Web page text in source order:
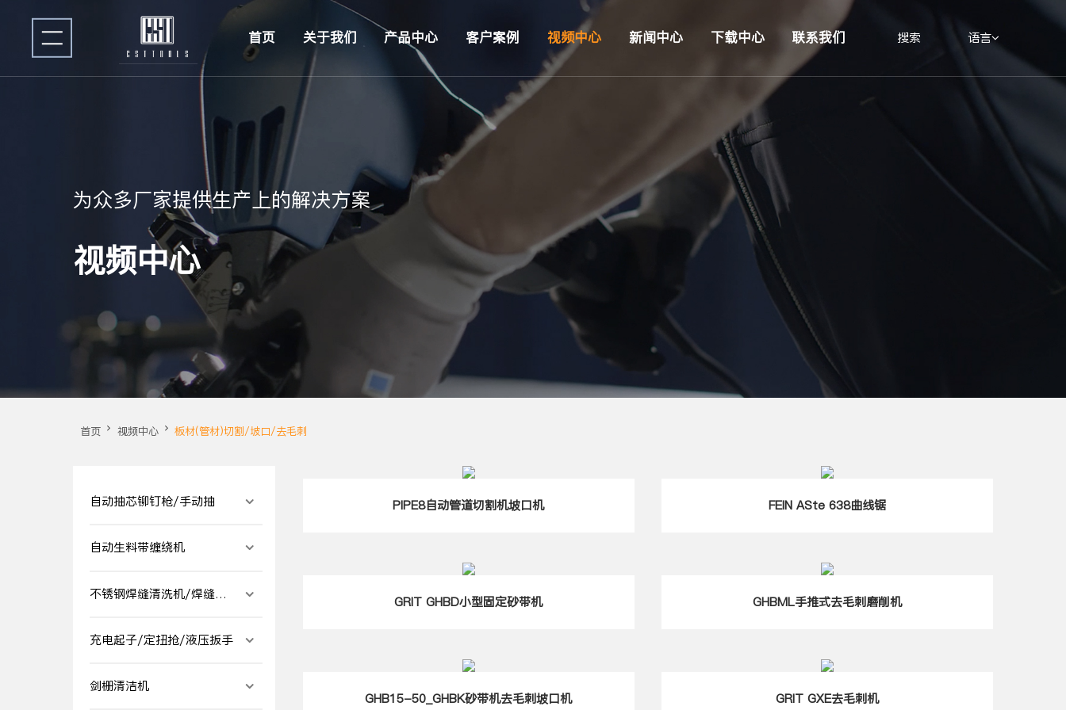
首页 关于我们 产品中心 客户案例 视频中心 新闻中心 下载中心 联系我们 搜索 语言
为众多厂家提供生产上的解决方案
视频中心
首页 视频中心 板材(管材)切割/坡口/去毛刺
自动抽芯铆钉枪/手动抽
自动生料带缠绕机
不锈钢焊缝清洗机/焊缝清
充电起子/定扭抢/液压扳手
剑栅清洁机
PIPE8自动管道切割机坡口机 FEIN ASte 638曲线锯
GRIT GHBD小型固定砂带机 GHBML手推式去毛刺磨削机
GHB15-50_GHBK砂带机去毛刺坡口机 GRIT GXE去毛刺机